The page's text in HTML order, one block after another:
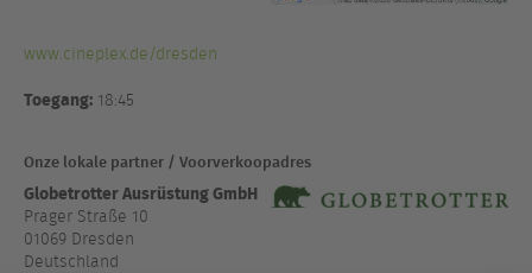
www.cineplex.de/dresden
Toegang: 18:45
Onze lokale partner / Voorverkoopadres
Globetrotter Ausrüstung GmbH
Prager Straße 10
01069 Dresden
Deutschland